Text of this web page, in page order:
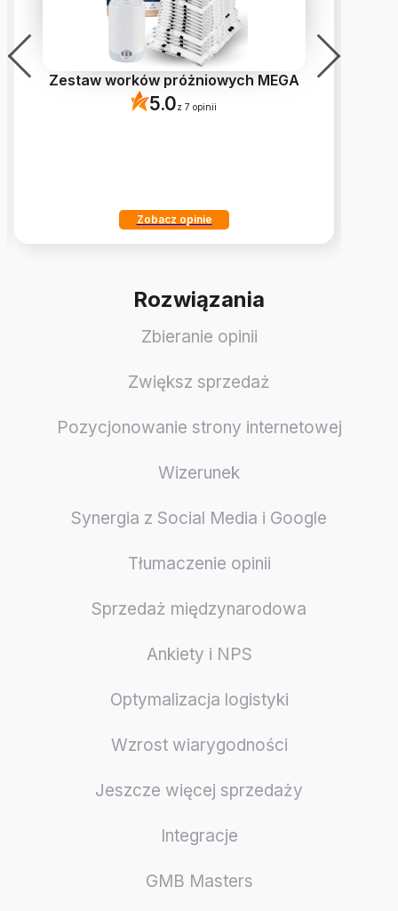
Zestaw worków próżniowych MEGA
5.0z 7 opinii
Zobacz opinie
Rozwiązania
Zbieranie opinii
Zwiększ sprzedaż
Pozycjonowanie strony internetowej
Wizerunek
Synergia z Social Media i Google
Tłumaczenie opinii
Sprzedaż międzynarodowa
Ankiety i NPS
Optymalizacja logistyki
Wzrost wiarygodności
Jeszcze więcej sprzedaży
Integracje
GMB Masters